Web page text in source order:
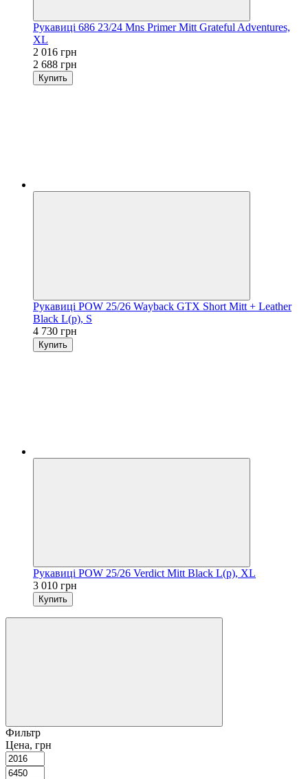
Рукавиці 686 23/24 Mns Primer Mitt Grateful Adventures,
XL
2 016 грн
2 688 грн
Купить
Рукавиці POW 25/26 Wayback GTX Short Mitt + Leather
Black L(р), S
4 730 грн
Купить
Рукавиці POW 25/26 Verdict Mitt Black L(р), XL
3 010 грн
Купить
Фильтр
Цена, грн